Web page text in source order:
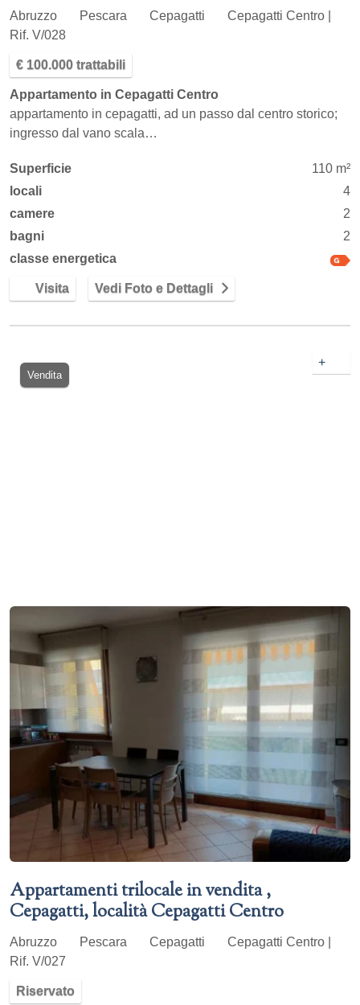
Abruzzo Pescara Cepagatti
Cepagatti Centro |
Rif. V/028
€ 100.000 trattabili
Appartamento in Cepagatti Centro
appartamento in cepagatti, ad un passo dal centro storico;
ingresso dal vano scala…
Superficie
110 m²
locali
4
camere
2
bagni
2
classe energetica
Visita Vedi Foto e Dettagli
Vendita
+
Appartamenti trilocale in vendita ,
Cepagatti, località Cepagatti Centro
Abruzzo Pescara Cepagatti
Cepagatti Centro |
Rif. V/027
Riservato